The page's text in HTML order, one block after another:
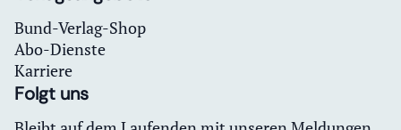
Bund-Verlag-Shop
Abo-Dienste
Karriere
Folgt uns